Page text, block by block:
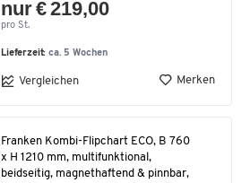
nur € 219,00
pro St.
Lieferzeit:ca. 5 Wochen
Vergleichen Merken
Franken Kombi-Flipchart ECO, B 760
x H 1210 mm, multifunktional,
beidseitig, magnethaftend & pinnbar,